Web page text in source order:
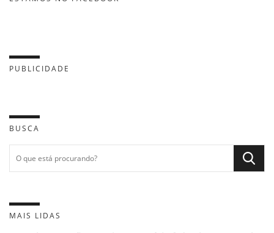
PUBLICIDADE
BUSCA
MAIS LIDAS